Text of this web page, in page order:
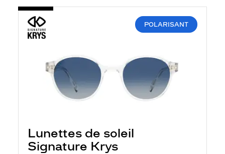
POLARISANT
Lunettes de soleil
Signature Krys